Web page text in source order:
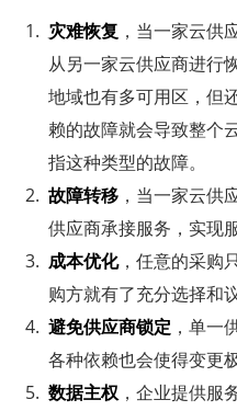
灾难恢复 ，当一家云供
从另一家云供应商进行
地域也有多可用区，但
赖的故障就会导致整个
指这种类型的故障。
故障转移 ，当一家云供
供应商承接服务，实现
成本优化，任意的采购
购方就有了充分选择和
避免供应商锁定 ，单一
各种依赖也会使得变更
数据主权 ，企业提供服